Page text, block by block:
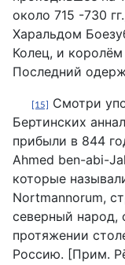
около 715 -730
Харальдом
Колец, и
Последний
[15]
Смотри
Бертинских
прибыли в 844
Ahmed ben-abi-
которые
Nortmannorum,
северный народ,
протяжении
Россию. [Прим.